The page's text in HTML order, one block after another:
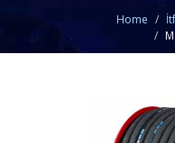
Home